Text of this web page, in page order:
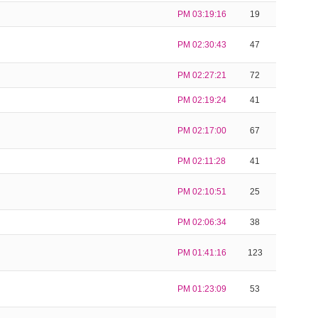
PM 03:19:16 19
PM 02:30:43 47
PM 02:27:21 72
PM 02:19:24 41
PM 02:17:00 67
PM 02:11:28 41
PM 02:10:51 25
PM 02:06:34 38
PM 01:41:16 123
PM 01:23:09 53